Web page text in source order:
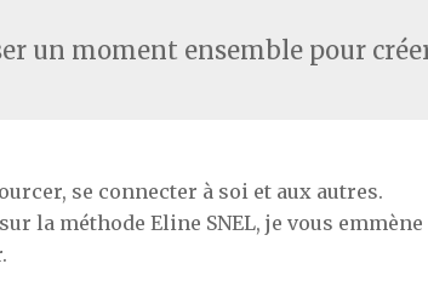
un moment ensemble pour
se connecter à soi et aux autres.
la méthode Eline SNEL, je vous